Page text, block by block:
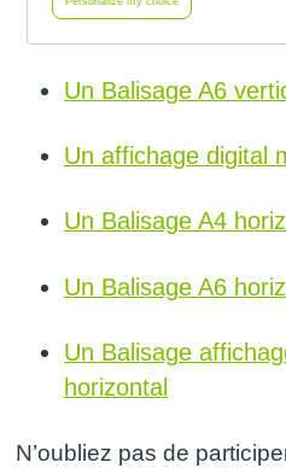
Un Balisage A4
Un Balisage A6
Un affichage digital
Un Balisage A4
Un Balisage A6
Un Balisage
horizontal
N’oubliez pas de